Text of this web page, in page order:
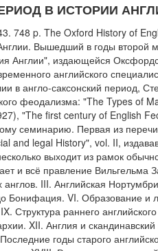
В ИСТОРИИ
748 p. The Oxford History of
Вышедший в годы второй
Англии", издающейся
английского
в англо-саксонский период,
феодализма: "The Types of
"The first century of English
семинарию. Первая из
and legal History", vol. II,
выходит из рамок
и всё правление Вильгельма
III. Английская
Бонифация. VI. Образование и
раннего
XII. Англия и
годы старого